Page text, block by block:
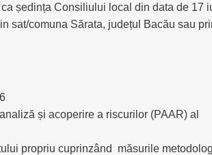
ședința Consiliului local din data de 17
sat/comuna Sărata, județul Bacău sau
și acoperire a riscurilor (PAAR) al
propriu cuprinzând măsurile